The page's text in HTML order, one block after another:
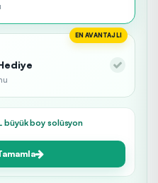
EN AVANTAJLI
büyük boy solüsyon